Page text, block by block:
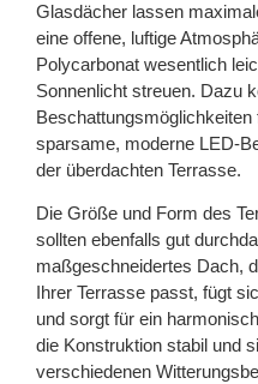
Glasdächer lassen
eine offene, luftige
Polycarbonat wesentlich
Sonnenlicht streuen. Dazu
Beschattungsmöglichkeiten
sparsame, moderne LED-
der überdachten Terrasse.
Die Größe und Form des
sollten ebenfalls gut
maßgeschneidertes Dach,
Ihrer Terrasse passt, fügt
und sorgt für ein
die Konstruktion stabil und
verschiedenen